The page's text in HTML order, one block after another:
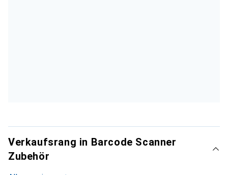
Verkaufsrang in Barcode Scanner
Zubehör